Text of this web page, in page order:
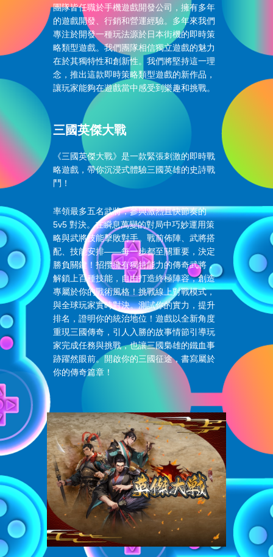
團隊皆任職於手機遊戲開發公司，擁有多年
的遊戲開發、行銷和營運經驗。多年來我們
專注於開發一種玩法源於日本街機的即時策
略類型遊戲。我們團隊相信獨立遊戲的魅力
在於其獨特性和創新性。我們將堅持這一理
念，推出這款即時策略類型遊戲的新作品，
讓玩家能夠在遊戲當中感受到樂趣和挑戰。
三國英傑大戰
《三國英傑大戰》是一款緊張刺激的即時戰
略遊戲，帶你沉浸式體驗三國英雄的史詩戰
鬥！
率領最多五名武將，參與激烈且快節奏的
5v5 對決。在瞬息萬變的對局中巧妙運用策
略與武將技能擊敗對手。戰前佈陣、武將搭
配、技能安排——每一步都至關重要，決定
勝負關鍵！招攬擁有獨特能力的傳奇武將，
解鎖上百種技能，自由打造終極陣容，創造
專屬於你的戰術風格！挑戰線上對戰模式，
與全球玩家實時對決。測試你的實力，提升
排名，證明你的統治地位！遊戲以全新角度
重現三國傳奇，引人入勝的故事情節引導玩
家完成任務與挑戰，也讓三國梟雄的鐵血事
跡躍然眼前。開啟你的三國征途，書寫屬於
你的傳奇篇章！